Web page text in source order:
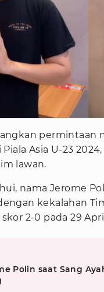
permintaan
Asia U-23
lawan.
nama Jerome
kekalahan
2-0 pada 29
Polin saat Sang